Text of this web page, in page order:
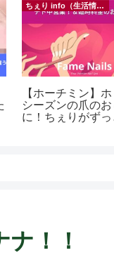
ちぇり info（生活情報）
【ホーチミン】
シーズンの爪の
に！ちぇりがずっ
！！